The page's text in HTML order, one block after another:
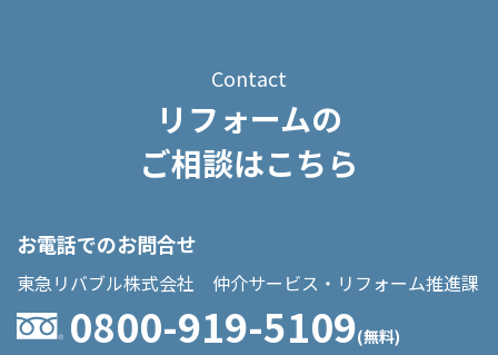
Contact
リフォームの
ご相談はこちら
お電話でのお問合せ
東急リバブル株式会社 仲介サービス・リフォーム推進課
0800-919-5109(無料)